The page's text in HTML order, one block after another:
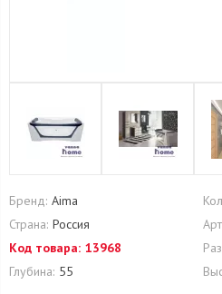
Бренд: Aima
Страна: Россия
Код товара: 13968
Глубина: 55